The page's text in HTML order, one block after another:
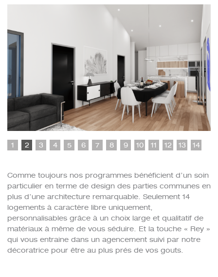
1 2 3 4 5 6 7 8 9 10 11 12 13 14
Comme toujours nos programmes bénéficient d’un soin
particulier en terme de design des parties communes en
plus d’une architecture remarquable. Seulement 14
logements à caractère libre uniquement,
personnalisables grâce à un choix large et qualitatif de
matériaux à même de vous séduire. Et la touche « Rey »
qui vous entraine dans un agencement suivi par notre
décoratrice pour être au plus prés de vos gouts.